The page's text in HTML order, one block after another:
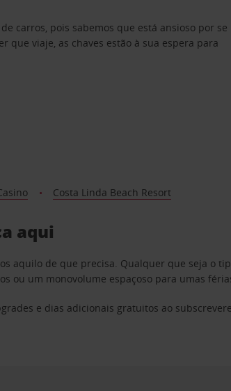
carros, pois sabemos que está ansioso por se
que viaje, as chaves estão à sua espera para
Costa Linda Beach Resort
aqui
aquilo de que precisa. Qualquer que seja o
ou um monovolume espaçoso para umas
e dias adicionais gratuitos ao